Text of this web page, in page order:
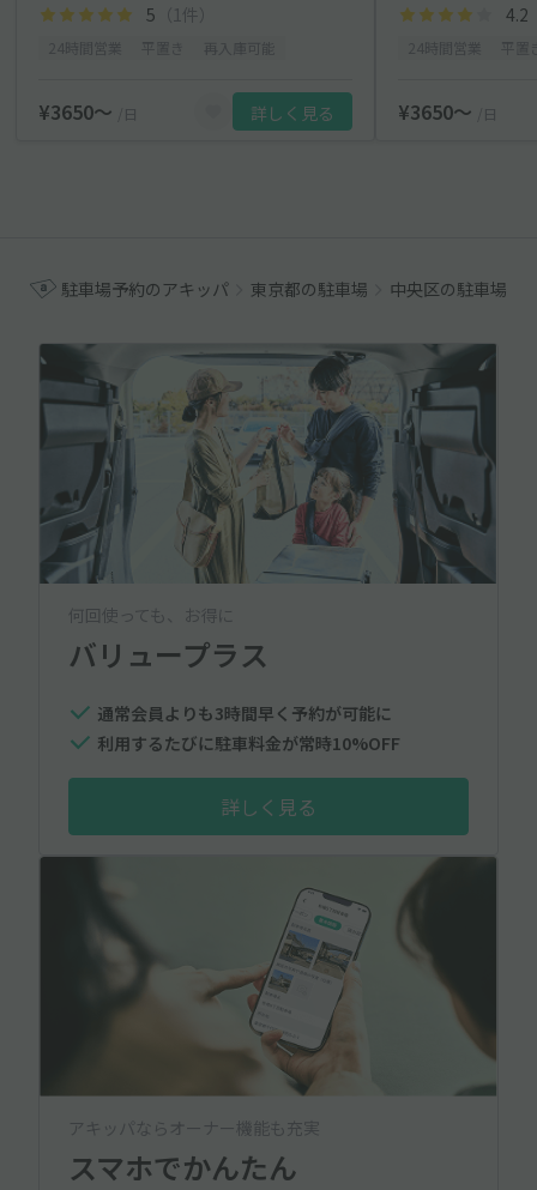
5 （1件）
¥3650〜 /日 詳しく見る
4.2
¥3650〜 /日
駐車場予約のアキッパ 東京都の駐車場 中央区の駐車場
何回使っても、お得に
バリュープラス
通常会員よりも3時間早く予約が可能に
利用するたびに駐車料金が常時10%OFF
詳しく見る
アキッパならオーナー機能も充実
スマホでかんたん